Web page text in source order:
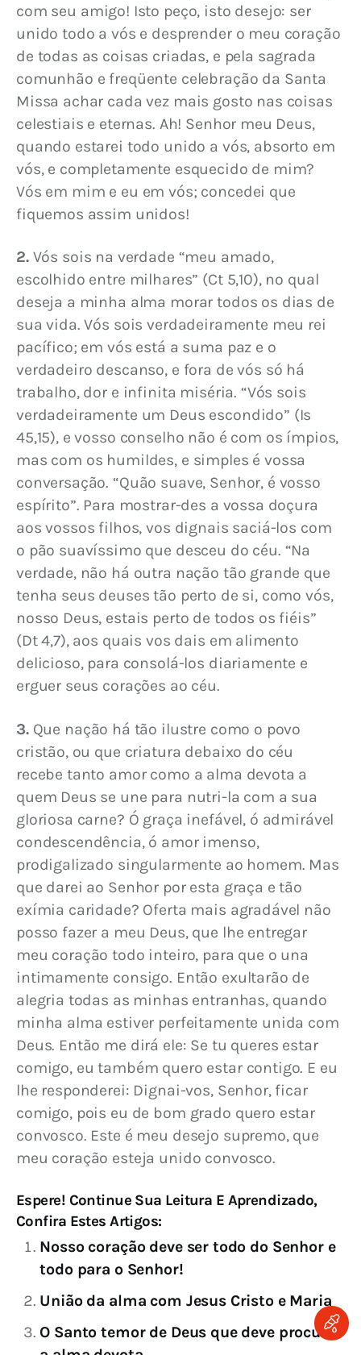
com seu amigo! Isto peço, isto desejo: ser
unido todo a vós e desprender o meu coração
de todas as coisas criadas, e pela sagrada
comunhão e freqüente celebração da Santa
Missa achar cada vez mais gosto nas coisas
celestiais e eternas. Ah! Senhor meu Deus,
quando estarei todo unido a vós, absorto em
vós, e completamente esquecido de mim?
Vós em mim e eu em vós; concedei que
fiquemos assim unidos!
2. Vós sois na verdade “meu amado,
escolhido entre milhares” (Ct 5,10), no qual
deseja a minha alma morar todos os dias de
sua vida. Vós sois verdadeiramente meu rei
pacífico; em vós está a suma paz e o
verdadeiro descanso, e fora de vós só há
trabalho, dor e infinita miséria. “Vós sois
verdadeiramente um Deus escondido” (Is
45,15), e vosso conselho não é com os ímpios,
mas com os humildes, e simples é vossa
conversação. “Quão suave, Senhor, é vosso
espírito”. Para mostrar-des a vossa doçura
aos vossos filhos, vos dignais saciá-los com
o pão suavíssimo que desceu do céu. “Na
verdade, não há outra nação tão grande que
tenha seus deuses tão perto de si, como vós,
nosso Deus, estais perto de todos os fiéis”
(Dt 4,7), aos quais vos dais em alimento
delicioso, para consolá-los diariamente e
erguer seus corações ao céu.
3. Que nação há tão ilustre como o povo
cristão, ou que criatura debaixo do céu
recebe tanto amor como a alma devota a
quem Deus se une para nutri-la com a sua
gloriosa carne? Ó graça inefável, ó admirável
condescendência, ó amor imenso,
prodigalizado singularmente ao homem. Mas
que darei ao Senhor por esta graça e tão
exímia caridade? Oferta mais agradável não
posso fazer a meu Deus, que lhe entregar
meu coração todo inteiro, para que o una
intimamente consigo. Então exultarão de
alegria todas as minhas entranhas, quando
minha alma estiver perfeitamente unida com
Deus. Então me dirá ele: Se tu queres estar
comigo, eu também quero estar contigo. E eu
lhe responderei: Dignai-vos, Senhor, ficar
comigo, pois eu de bom grado quero estar
convosco. Este é meu desejo supremo, que
meu coração esteja unido convosco.
Espere! Continue Sua Leitura E Aprendizado,
Confira Estes Artigos:
Nosso coração deve ser todo do Senhor e
todo para o Senhor!
União da alma com Jesus Cristo e Maria
O Santo temor de Deus que deve procurar